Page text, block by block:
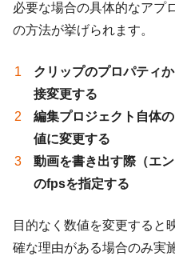
必要な場合の具体的なアプ
の方法が挙げられます。
クリップのプロパティ
接変更する
編集プロジェクト自体
値に変更する
動画を書き出す際（エ
のfpsを指定する
目的なく数値を変更すると
確な理由がある場合のみ実